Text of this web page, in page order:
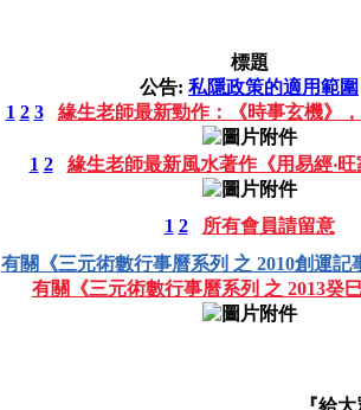
標題
公告: 私隱政策的適用範圍
1 2 3 緣生老師最新勁作：《時事玄機》
1 2 緣生老師最新風水著作《用易經‧
1 2
所有會員請留意
有關《三元術數行事曆系列 之 2010創運記
有關《三元術數行事曆系列 之 2013癸
『給